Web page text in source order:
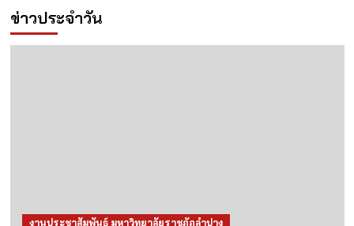
ข่าวประจำวัน
งานประชาสัมพันธ์ มหาวิทยาลัยราชภัฏลำปาง